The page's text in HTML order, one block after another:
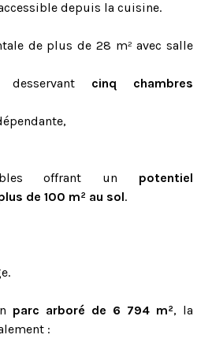
depuis la cuisine.
de plus de 28 m² avec salle
cinq chambres
offrant un potentiel
de 100 m² au sol.
parc arboré de 6 794 m², la
: